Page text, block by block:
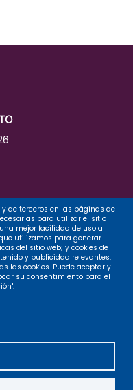
de terceros en las páginas de
para utilizar el sitio
mejor facilidad de uso al
utilizamos para generar
del sitio web; y cookies de
y publicidad relevantes.
las cookies. Puede aceptar y
su consentimiento para el